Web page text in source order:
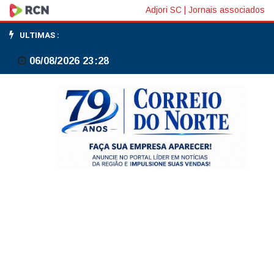
Governo
de
SP
reforça
vacina
contra
Adjori SC Jornais associados
ULTIMAS :
06/08/2026 23:28